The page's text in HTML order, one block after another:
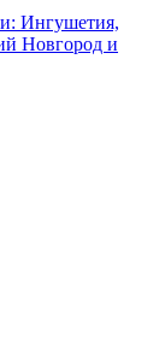
Ингушетия,
Новгород и